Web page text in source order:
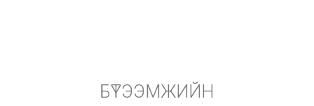
БҮТЭЭМЖИЙН